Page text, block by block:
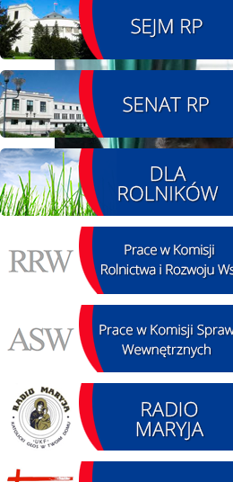
SIERPIEŃ
08
08.08.2026 r. - Piknik
integracyjny. Krępa
60 u Sołtysa
SIERPIEŃ
09
09.08.2026 r. -
Jubileusz OSP. Żerniki
czytaj więcej
SIERPIEŃ
12
12.08.2026 r. -
Oddanie drogi.
Kiełbasy
czytaj więcej